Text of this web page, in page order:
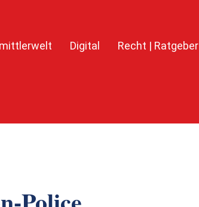
Digital Recht | Ratgeber